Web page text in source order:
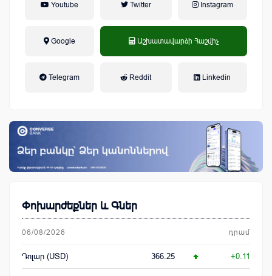
Youtube Twitter Instagram
Google Աշխատավարձի Հաշվիչ
Telegram Reddit Linkedin
Փոխարժեքներ և Գներ
06/08/2026 դրամ
Դոլար (USD) 366.25 +0.11